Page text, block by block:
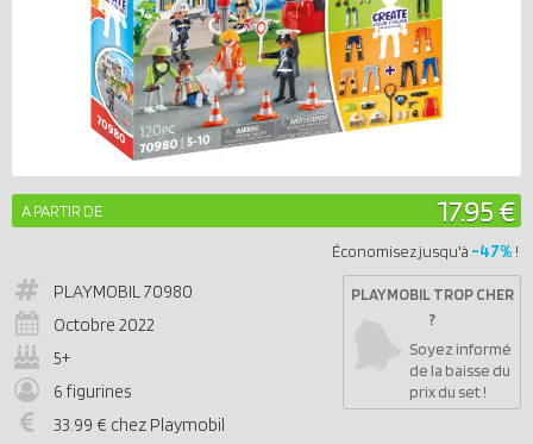
A PARTIR DE 17.95 €
Économisez jusqu'à -47% !
PLAYMOBIL70980
Octobre 2022
5+
6 figurines
33.99 € chez Playmobil
PLAYMOBIL TROP CHER
?
Soyez informé
de la baisse du
prix du set !